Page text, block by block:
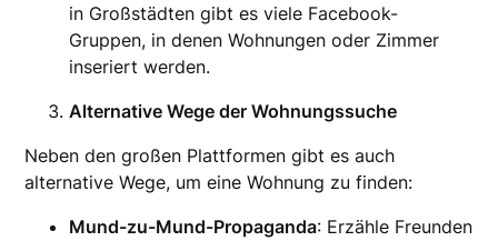
in Großstädten gibt es viele Facebook-
Gruppen, in denen Wohnungen oder Zimmer
inseriert werden.
Alternative Wege der Wohnungssuche
Neben den großen Plattformen gibt es auch
alternative Wege, um eine Wohnung zu finden:
Mund-zu-Mund-Propaganda: Erzähle Freunden